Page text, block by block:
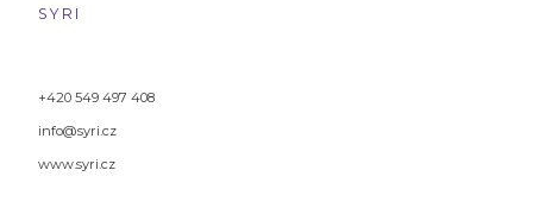
SYRI
+420 549 497 408
info@syri.cz
www.syri.cz